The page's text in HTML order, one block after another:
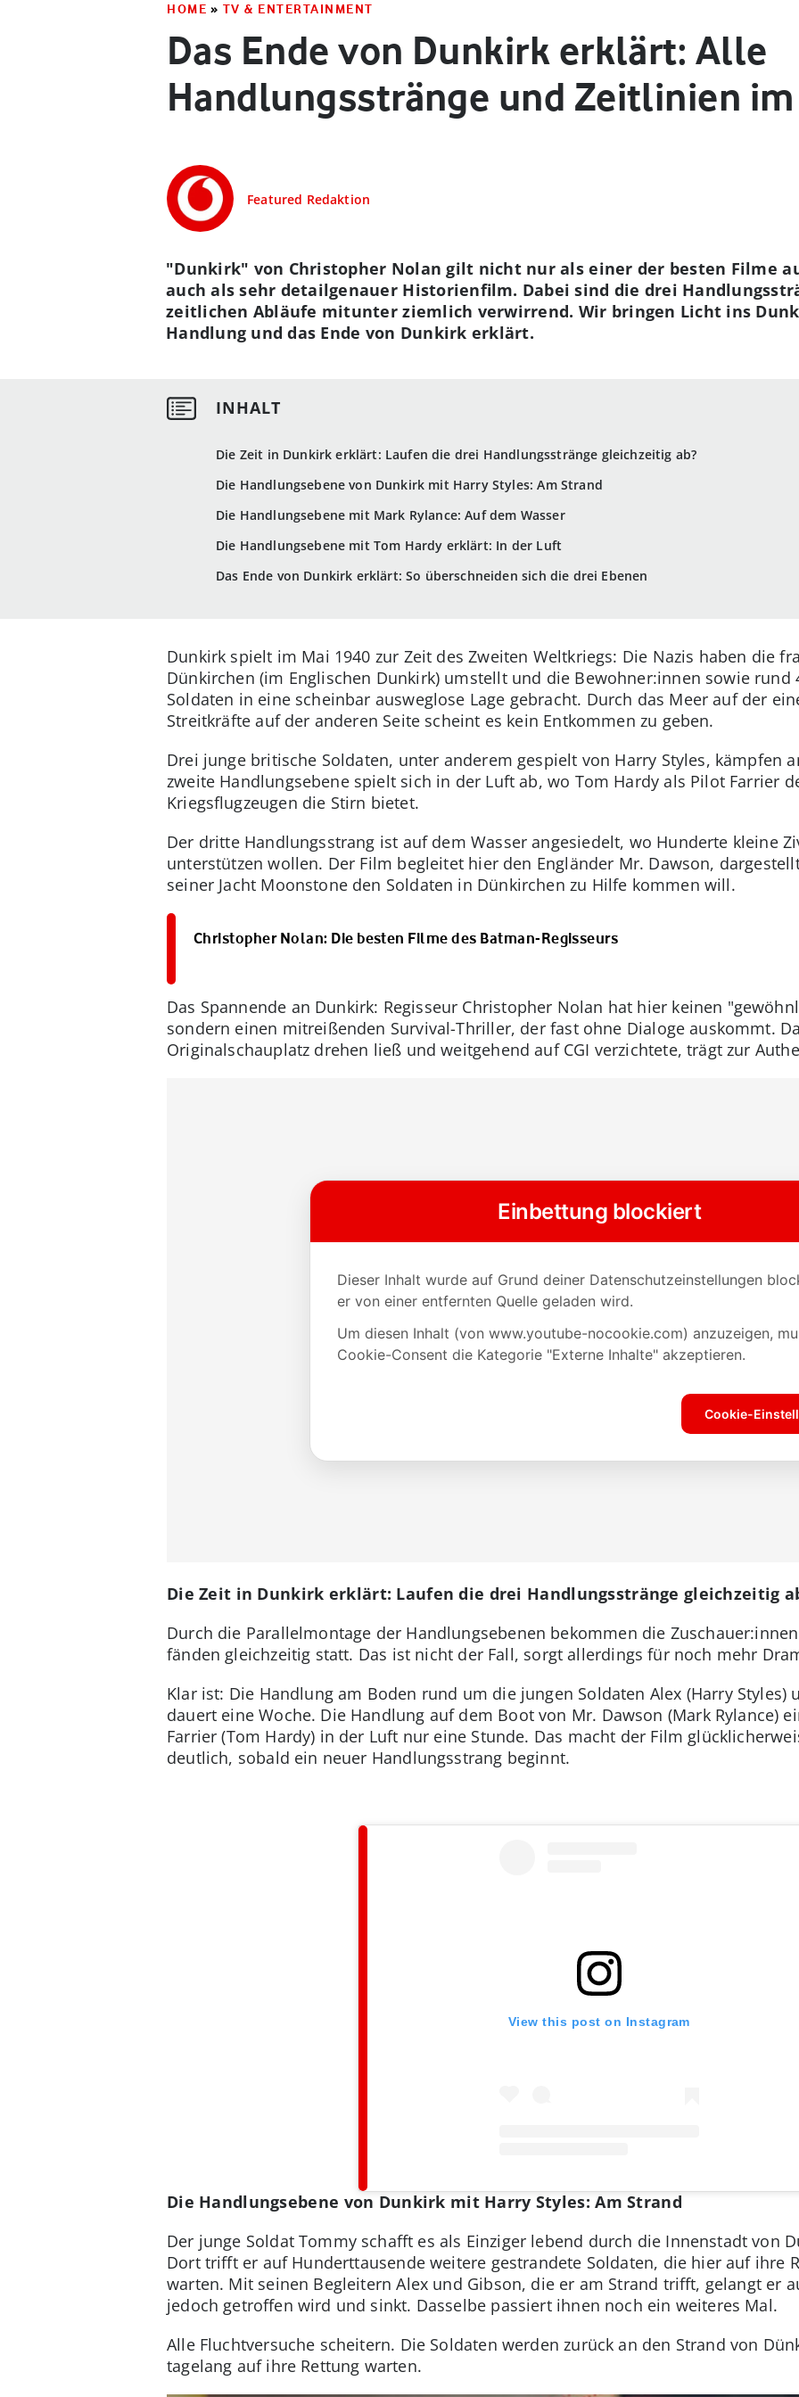
HOME » TV & ENTERTAINMENT
Das Ende von Dunkirk erklärt: Alle
Handlungsstränge und Zeitlinien
Featured Redaktion
Die Zeit in Dunkirk erklärt: Laufen die drei Handlungsstränge gleichzeitig ab?
Die Handlungsebene von Dunkirk mit Harry Styles: Am Strand
Die Handlungsebene mit Mark Rylance: Auf dem Wasser
Die Handlungsebene mit Tom Hardy erklärt: In der Luft
Das Ende von Dunkirk erklärt: So überschneiden sich die drei Ebenen
"Dunkirk" von Christopher Nolan gilt nicht nur als einer der besten Filme
auch als sehr detailgenauer Historienfilm. Dabei sind die drei
zeitlichen Abläufe mitunter ziemlich verwirrend. Wir bringen Licht ins
Handlung und das Ende von Dunkirk erklärt.
Dunkirk spielt im Mai 1940 zur Zeit des Zweiten Weltkriegs: Die Nazis haben die
Dünkirchen (im Englischen Dunkirk) umstellt und die Bewohner:innen sowie rund
Soldaten in eine scheinbar ausweglose Lage gebracht. Durch das Meer auf der
Streitkräfte auf der anderen Seite scheint es kein Entkommen zu geben.
Drei junge britische Soldaten, unter anderem gespielt von Harry Styles, kämpfen
zweite Handlungsebene spielt sich in der Luft ab, wo Tom Hardy als Pilot Farrier
Kriegsflugzeugen die Stirn bietet.
Der dritte Handlungsstrang ist auf dem Wasser angesiedelt, wo Hunderte kleine
unterstützen wollen. Der Film begleitet hier den Engländer Mr. Dawson,
seiner Jacht Moonstone den Soldaten in Dünkirchen zu Hilfe kommen will.
Christopher Nolan: Die besten Filme des Batman-Regisseurs
Das Spannende an Dunkirk: Regisseur Christopher Nolan hat hier keinen
sondern einen mitreißenden Survival-Thriller, der fast ohne Dialoge auskommt.
Originalschauplatz drehen ließ und weitgehend auf CGI verzichtete, trägt zur
Die Zeit in Dunkirk erklärt: Laufen die drei Handlungsstränge gleichzeitig
Durch die Parallelmontage der Handlungsebenen bekommen die
fänden gleichzeitig statt. Das ist nicht der Fall, sorgt allerdings für noch mehr
Klar ist: Die Handlung am Boden rund um die jungen Soldaten Alex (Harry Styles)
dauert eine Woche. Die Handlung auf dem Boot von Mr. Dawson (Mark Rylance)
Farrier (Tom Hardy) in der Luft nur eine Stunde. Das macht der Film
deutlich, sobald ein neuer Handlungsstrang beginnt.
View this post on Instagram
Die Handlungsebene von Dunkirk mit Harry Styles: Am Strand
Der junge Soldat Tommy schafft es als Einziger lebend durch die Innenstadt von
Dort trifft er auf Hunderttausende weitere gestrandete Soldaten, die hier auf ihre
warten. Mit seinen Begleitern Alex und Gibson, die er am Strand trifft, gelangt er
jedoch getroffen wird und sinkt. Dasselbe passiert ihnen noch ein weiteres Mal.
Alle Fluchtversuche scheitern. Die Soldaten werden zurück an den Strand von
tagelang auf ihre Rettung warten.